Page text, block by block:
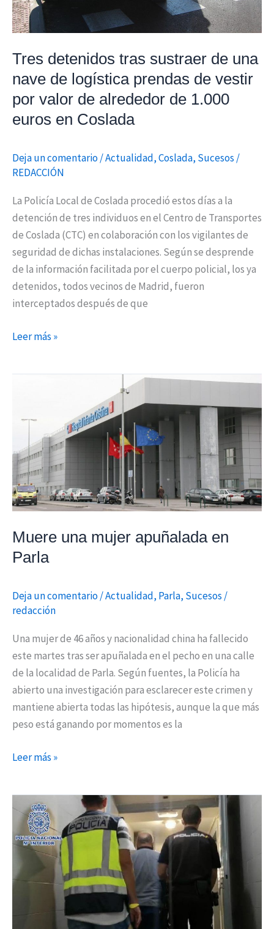
Tres detenidos tras sustraer de una
nave de logística prendas de vestir
por valor de alrededor de 1.000
euros en Coslada
Deja un comentario/Actualidad,Coslada, Sucesos /
REDACCIÓN
La Policía Local de Coslada procedió estos días a la
detención de tres individuos en el Centro de Transportes
de Coslada (CTC) en colaboración con los vigilantes de
seguridad de dichas instalaciones. Según se desprende
de la información facilitada por el cuerpo policial, los ya
detenidos, todos vecinos de Madrid, fueron
interceptados después de que
prendas
de
por
valor
de
alrededor
de
euros
en
Coslada
Leer más »
Muere una mujer apuñalada en
Parla
Deja un comentario/Actualidad, Parla, Sucesos /
redacción
Una mujer de 46 años y nacionalidad china ha fallecido
este martes tras ser apuñalada en el pecho en una calle
de la localidad de Parla. Según fuentes, la Policía ha
abierto una investigación para esclarecer este crimen y
mantiene abierta todas las hipótesis, aunque la que más
peso está ganando por momentos es la
mujer
apuñalada
en
Parla
Leer más »
Detenido
un
hombre
robaba
a